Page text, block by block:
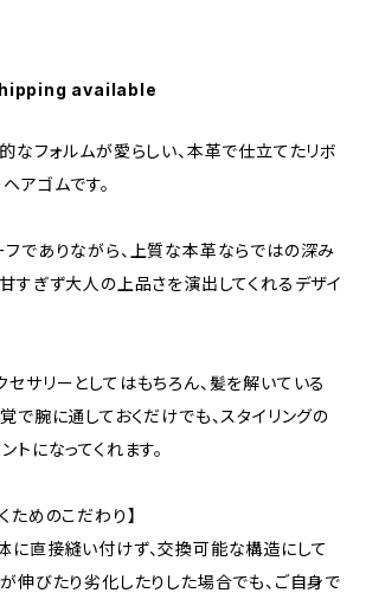
available
なフォルムが愛らしい、本革で仕立てたリボ
アゴムです。
でありながら、上質な本革ならではの深み
すぎず大人の上品さを演出してくれるデザイ
サリーとしてはもちろん、髪を解いている
で腕に通しておくだけでも、スタイリングの
トになってくれます。
ためのこだわり】
に直接縫い付けず、交換可能な構造にして
伸びたり劣化したりした場合でも、ご自身で